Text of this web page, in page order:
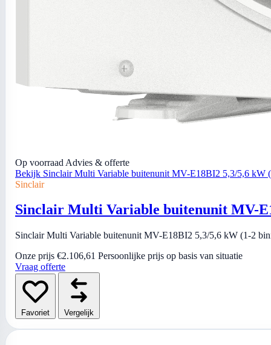
Op voorraad Advies & offerte
Bekijk Sinclair Multi Variable buitenunit MV-E18BI2 5,3/5,6 kW
Sinclair
Sinclair Multi Variable buitenunit MV-
Sinclair Multi Variable buitenunit MV-E18BI2 5,3/5,6 kW (1-2
Onze prijs €2.106,61 Persoonlijke prijs op basis van situatie
Vraag offerte
Favoriet Vergelijk